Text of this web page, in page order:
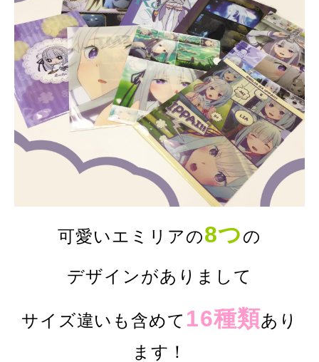
可愛いエミリアの8つの
デザインがありまして
サイズ違いも含めて 16種類あり
ます！